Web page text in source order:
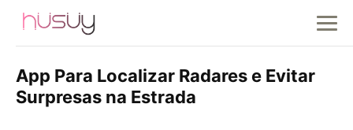
App Para Localizar Radares e Evitar
Surpresas na Estrada